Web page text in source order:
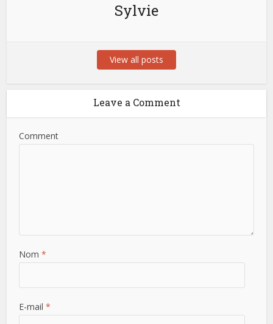
Sylvie
View all posts
Leave a Comment
Comment
Nom*
E-mail*